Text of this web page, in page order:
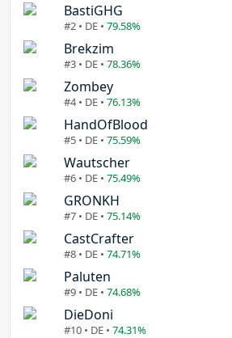
BastiGHG
#2 • DE • 79.58%
Brekzim
#3 • DE • 78.36%
Zombey
#4 • DE • 76.13%
HandOfBlood
#5 • DE • 75.59%
Wautscher
#6 • DE • 75.49%
GRONKH
#7 • DE • 75.14%
CastCrafter
#8 • DE • 74.71%
Paluten
#9 • DE • 74.68%
DieDoni
#10 • DE • 74.31%